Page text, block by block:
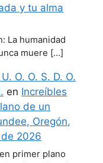
y tu alma
La humanidad
muere […]
O. O. S. D. O.
en Increíbles
de un
Oregón,
2026
primer plano